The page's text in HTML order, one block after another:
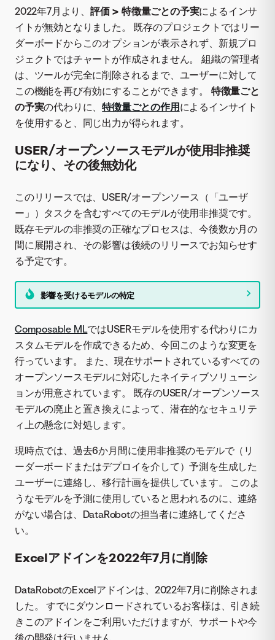
2022年7月より、 評価 > 特徴量ごとの予実によるインサ
イトが無効となりました。 既存のプロジェクトではリー
ダーボードからこのオプションが表示されず、新規プロ
ジェクトではチャートが作成されません。 組織の管理者
は、ツールが完全に削除されるまで、ユーザーに対して
この機能を再び有効にすることができます。 特徴量ごと
の予実の代わりに、特徴量ごとの作用 によるインサイト
を使用すると、同じ出力が得られます。
USER/オープンソースモデルが使用非推奨
になり、その後無効化
このリリースでは、USER/オープンソース（「ユーザ
ー」）タスクを含むすべてのモデルが使用非推奨です。
既存モデルの非推奨の正確なプロセスは、今後数か月の
間に展開され、その影響は後続のリリースでお知らせす
る予定です。
影響を受けるモデルの特定
Composable MLではUSERモデルを使用する代わりにカ
スタムモデルを作成できるため、今回このような変更を
行っています。 また、現在サポートされているすべての
オープンソースモデルに対応したネイティブソリューシ
ョンが用意されています。 既存のUSER/オープンソース
モデルの廃止と置き換えによって、潜在的なセキュリテ
ィ上の懸念に対処します。
現時点では、過去6か月間に使用非推奨のモデルで（リ
ーダーボードまたはデプロイを介して）予測を生成した
ユーザーに連絡し、移行計画を提供しています。 このよ
うなモデルを予測に使用していると思われるのに、連絡
がない場合は、DataRobotの担当者に連絡してくださ
い。
Excelアドインを2022年7月に削除
DataRobotのExcelアドインは、2022年7月に削除されま
した。 すでにダウンロードされているお客様は、引き続
きこのアドインをご利用いただけますが、サポートや今